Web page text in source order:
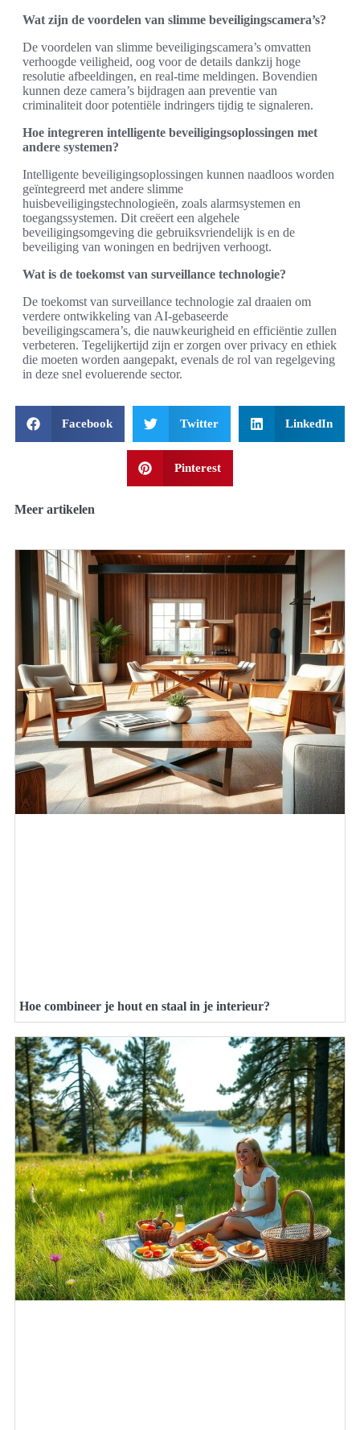
Wat zijn de voordelen van slimme beveiligingscamera’s?
De voordelen van slimme beveiligingscamera’s omvatten
verhoogde veiligheid, oog voor de details dankzij hoge
resolutie afbeeldingen, en real-time meldingen. Bovendien
kunnen deze camera’s bijdragen aan preventie van
criminaliteit door potentiële indringers tijdig te signaleren.
Hoe integreren intelligente beveiligingsoplossingen met
andere systemen?
Intelligente beveiligingsoplossingen kunnen naadloos worden
geïntegreerd met andere slimme
huisbeveiligingstechnologieën, zoals alarmsystemen en
toegangssystemen. Dit creëert een algehele
beveiligingsomgeving die gebruiksvriendelijk is en de
beveiliging van woningen en bedrijven verhoogt.
Wat is de toekomst van surveillance technologie?
De toekomst van surveillance technologie zal draaien om
verdere ontwikkeling van AI-gebaseerde
beveiligingscamera’s, die nauwkeurigheid en efficiëntie zullen
verbeteren. Tegelijkertijd zijn er zorgen over privacy en ethiek
die moeten worden aangepakt, evenals de rol van regelgeving
in deze snel evoluerende sector.
Facebook Twitter LinkedIn
Pinterest
Meer artikelen
Hoe combineer je hout en staal in je interieur?